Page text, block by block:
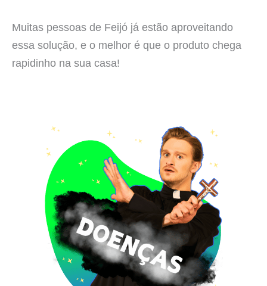
Muitas pessoas de Feijó já estão aproveitando
essa solução, e o melhor é que o produto chega
rapidinho na sua casa!